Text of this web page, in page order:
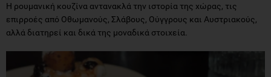
Η ρουμανική κουζίνα αντανακλά την ιστορία της χώρας, τις
επιρροές από Οθωμανούς, Σλάβους, Ούγγρους και Αυστριακούς,
αλλά διατηρεί και δικά της μοναδικά στοιχεία.